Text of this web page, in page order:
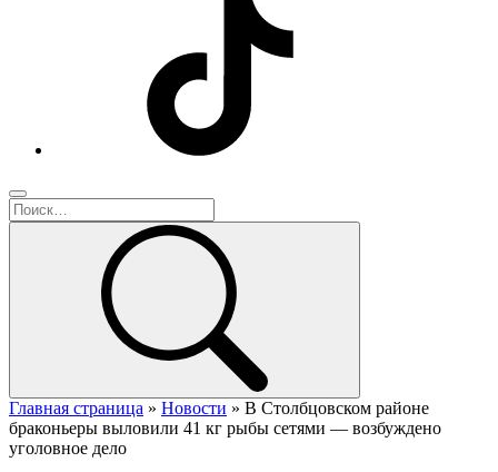
Главная страница » Новости » В Столбцовском районе
браконьеры выловили 41 кг рыбы сетями — возбуждено
уголовное дело